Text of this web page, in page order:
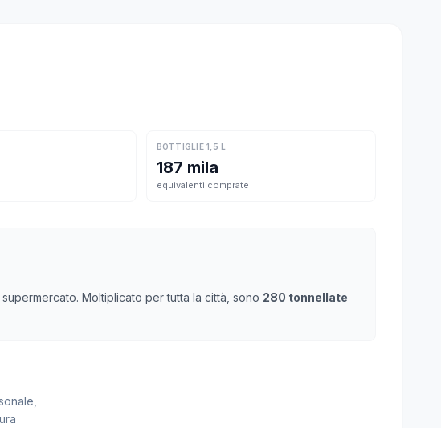
BOTTIGLIE 1,5 L
187 mila
equivalenti comprate
Moltiplicato per tutta la città, sono 280 tonnellate